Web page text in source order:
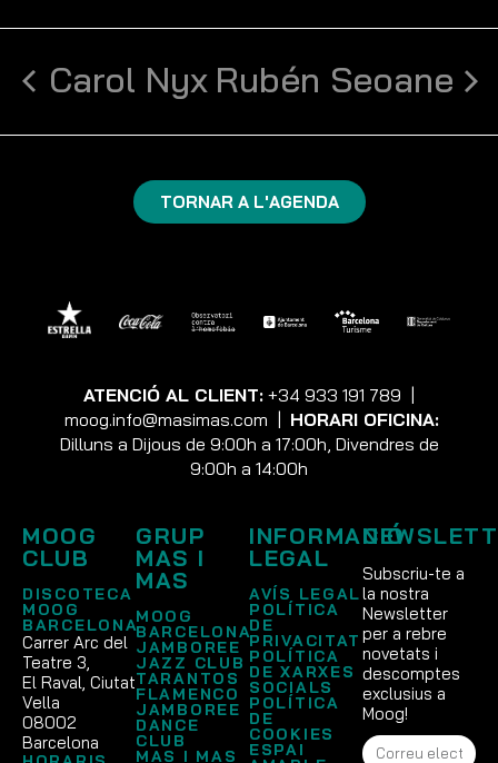
Carol Nyx Rubén Seoane
TORNAR A L'AGENDA
ATENCIÓ AL CLIENT: +34 933 191 789 |
moog.info@masimas.com | HORARI OFICINA:
Dilluns a Dijous de 9:00h a 17:00h, Divendres de
9:00h a 14:00h
MOOG
CLUB
DISCOTECA
MOOG
BARCELONA
Carrer Arc del
Teatre 3,
El Raval, Ciutat
Vella
08002
Barcelona
GRUP
MAS I
MAS
MOOG
BARCELONA
JAMBOREE
JAZZ CLUB
TARANTOS
FLAMENCO
JAMBOREE
DANCE
CLUB
MAS I MAS
INFORMACIÓ
LEGAL
AVÍS LEGAL
POLÍTICA
DE
PRIVACITAT
POLÍTICA
DE XARXES
SOCIALS
POLÍTICA
DE
COOKIES
ESPAI
Subscriu-te a
la nostra
Newsletter
per a rebre
novetats i
descomptes
exclusius a
Moog!